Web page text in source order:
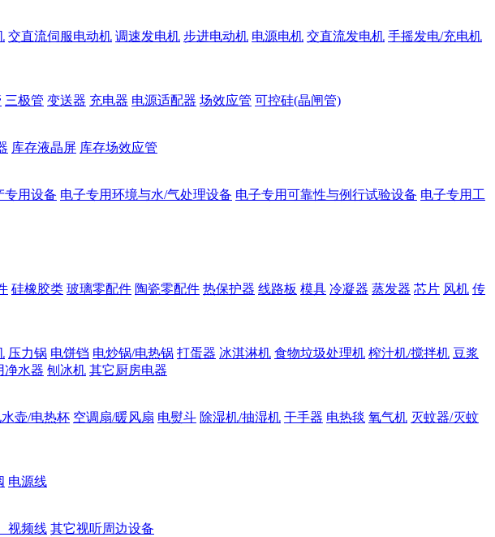
交直流伺服电动机 调速发电机 步进电动机 电源电机 交直流发电机 手摇发电/充电机
三极管 变送器 充电器 电源适配器 场效应管 可控硅(晶闸管)
库存液晶屏 库存场效应管
专用设备 电子专用环境与水/气处理设备 电子专用可靠性与例行试验设备 电子专用工
硅橡胶类 玻璃零配件 陶瓷零配件 热保护器 线路板 模具 冷凝器 蒸发器 芯片 风机 传
压力锅 电饼铛 电炒锅/电热锅 打蛋器 冰淇淋机 食物垃圾处理机 榨汁机/搅拌机 豆浆
净水器 刨冰机 其它厨房电器
壶/电热杯 空调扇/暖风扇 电熨斗 除湿机/抽湿机 干手器 电热毯 氧气机 灭蚊器/灭蚊
电源线
视频线 其它视听周边设备